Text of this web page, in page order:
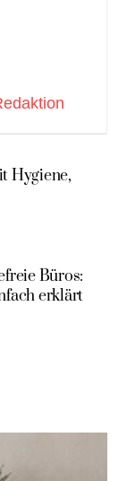
Hygiene,
Büros:
erklärt